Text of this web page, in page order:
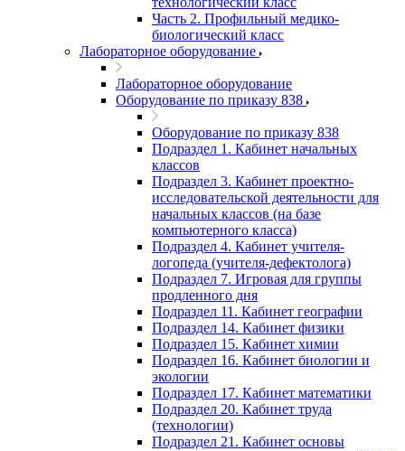
Часть 2. Профильный медико-
биологический класс
Лабораторное оборудование
Лабораторное оборудование
Оборудование по приказу 838
Оборудование по приказу 838
Подраздел 1. Кабинет начальных
классов
Подраздел 3. Кабинет проектно-
исследовательской деятельности для
начальных классов (на базе
компьютерного класса)
Подраздел 4. Кабинет учителя-
логопеда (учителя-дефектолога)
Подраздел 7. Игровая для группы
продленного дня
Подраздел 11. Кабинет географии
Подраздел 14. Кабинет физики
Подраздел 15. Кабинет химии
Подраздел 16. Кабинет биологии и
экологии
Подраздел 17. Кабинет математики
Подраздел 20. Кабинет труда
(технологии)
Подраздел 21. Кабинет основы